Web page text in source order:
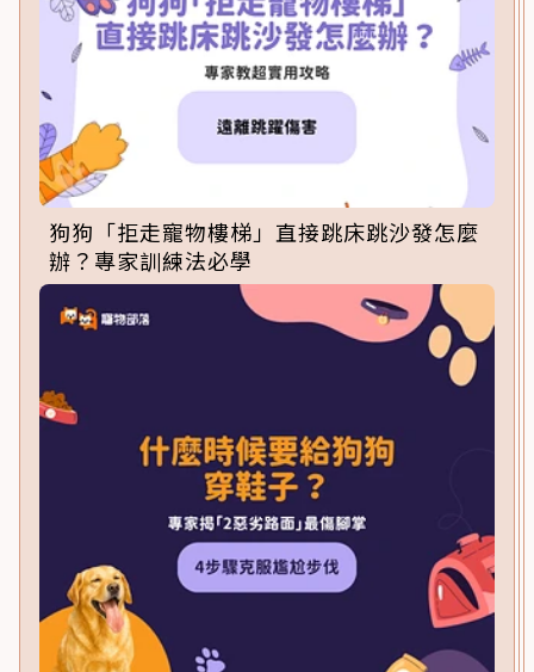
狗狗「拒走寵物樓梯」直接跳床跳沙發怎麼
辦？專家訓練法必學